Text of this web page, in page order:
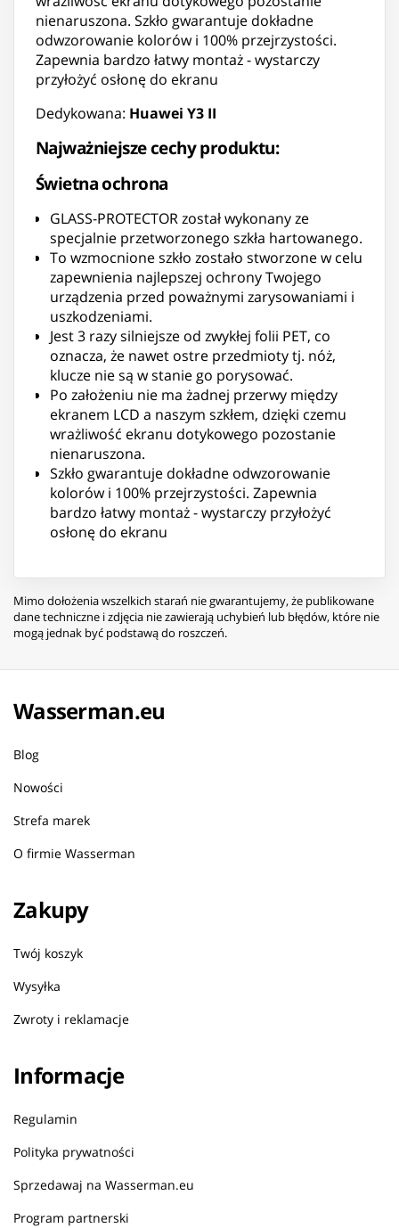
nienaruszona. Szkło gwarantuje dokładne
odwzorowanie kolorów i 100% przejrzystości.
Zapewnia bardzo łatwy montaż - wystarczy
przyłożyć osłonę do ekranu
Dedykowana: Huawei Y3 II
Najważniejsze cechy produktu:
Świetna ochrona
GLASS-PROTECTOR został wykonany ze
specjalnie przetworzonego szkła hartowanego.
To wzmocnione szkło zostało stworzone w celu
zapewnienia najlepszej ochrony Twojego
urządzenia przed poważnymi zarysowaniami i
uszkodzeniami.
Jest 3 razy silniejsze od zwykłej folii PET, co
oznacza, że nawet ostre przedmioty tj. nóż,
klucze nie są w stanie go porysować.
Po założeniu nie ma żadnej przerwy między
ekranem LCD a naszym szkłem, dzięki czemu
wrażliwość ekranu dotykowego pozostanie
nienaruszona.
Szkło gwarantuje dokładne odwzorowanie
kolorów i 100% przejrzystości. Zapewnia
bardzo łatwy montaż - wystarczy przyłożyć
osłonę do ekranu
Mimo dołożenia wszelkich starań nie gwarantujemy, że publikowane
dane techniczne i zdjęcia nie zawierają uchybień lub błędów, które nie
mogą jednak być podstawą do roszczeń.
Wasserman.eu
Blog
Nowości
Strefa marek
O firmie Wasserman
Zakupy
Twój koszyk
Wysyłka
Zwroty i reklamacje
Informacje
Regulamin
Polityka prywatności
Sprzedawaj na Wasserman.eu
Program partnerski